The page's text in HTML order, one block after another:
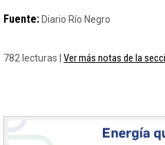
Fuente: Diario Río Negro
782 lecturas | Ver más notas de la